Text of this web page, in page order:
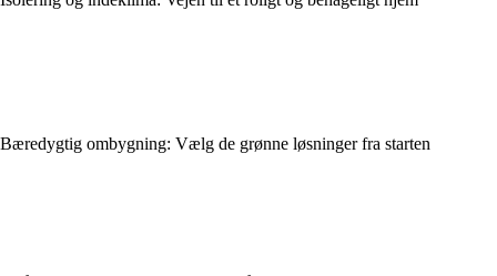
Bæredygtig ombygning: Vælg de grønne løsninger fra starten